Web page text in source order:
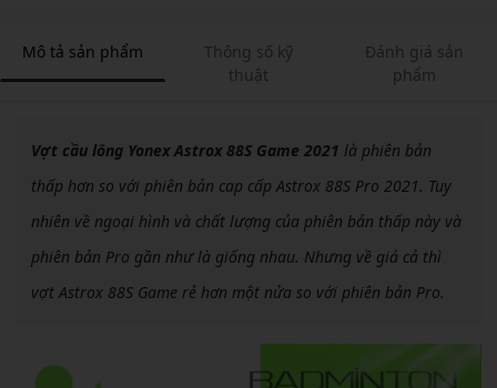
Mô tả sản phẩm
Thông số kỹ
thuật
Đánh giá sản
phẩm
Vợt cầu lông Yonex Astrox 88S Game 2021 là phiên bản
thấp hơn so với phiên bản cap cấp Astrox 88S Pro 2021. Tuy
nhiên về ngoại hình và chất lượng của phiên bản thấp này và
phiên bản Pro gần như là giống nhau. Nhưng về giá cả thì
vợt Astrox 88S Game rẻ hơn một nửa so với phiên bản Pro.